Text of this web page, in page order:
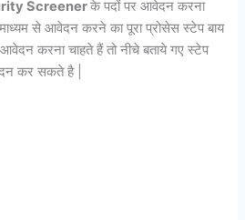
Screenerके पदों पर आवेदन करना
से आवेदन करने का पूरा प्रोसेस स्टेप बाय
करना चाहते हैं तो नीचे बताये गए स्टेप
कर सकते है |